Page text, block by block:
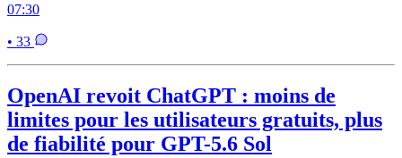
07:30
• 33
OpenAI revoit ChatGPT : moins de
limites pour les utilisateurs gratuits, plus
de fiabilité pour GPT-5.6 Sol